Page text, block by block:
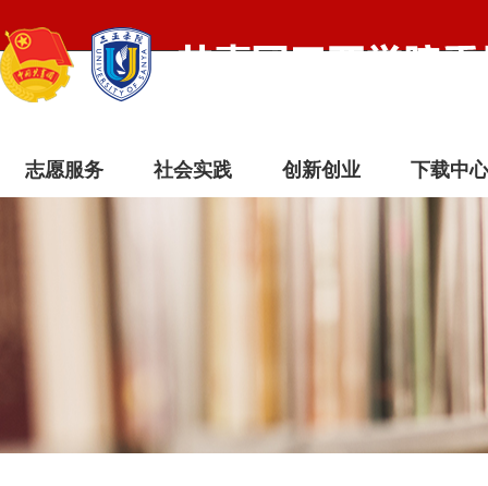
志愿服务 社会实践 创新创业 下载中心